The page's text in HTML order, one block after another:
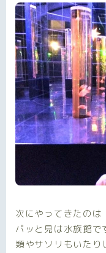
次にやってきたのは
パッと見は水族館
類やサソリもいたり